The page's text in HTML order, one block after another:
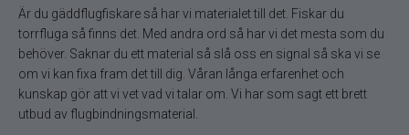
Är du gäddflugfiskare så har vi materialet till det. Fiskar du
torrfluga så finns det. Med andra ord så har vi det mesta som du
behöver. Saknar du ett material så slå oss en signal så ska vi se
om vi kan fixa fram det till dig. Våran långa erfarenhet och
kunskap gör att vi vet vad vi talar om. Vi har som sagt ett brett
utbud av flugbindningsmaterial.